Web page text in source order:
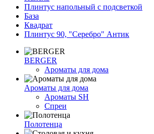
Плинтус напольный с подсветкой
База
Квадрат
Плинтус 90, "Серебро" Антик
BERGER
Ароматы для дома
Ароматы для дома
Ароматы SH
Спреи
Полотенца